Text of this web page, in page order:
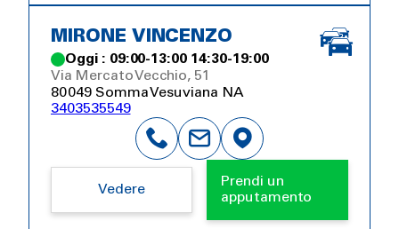
MIRONE VINCENZO
Oggi : 09:00-13:00 14:30-19:00
Via Mercato Vecchio, 51
80049 Somma Vesuviana NA
3403535549
Vedere
Prendi un
apputamento